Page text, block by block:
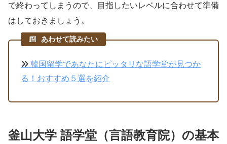
で終わってしまうので、目指したいレベルに合わせて準備
はしておきましょう。
あわせて読みたい
韓国留学であなたにピッタリな語学堂が見つか
る！おすすめ５選を紹介
釜山大学 語学堂（言語教育院）の基本